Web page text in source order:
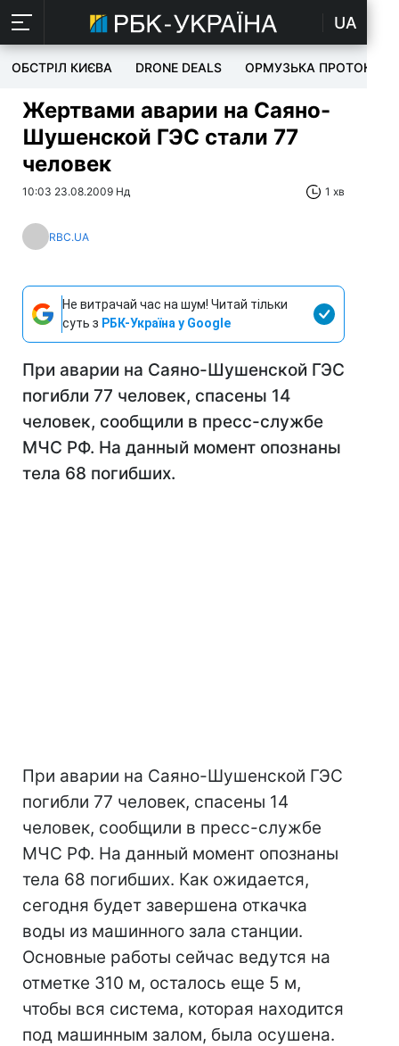
UA
ОБСТРІЛ КИЄВА DRONE DEALS ОРМУЗЬКА ПРОТОКА
Жертвами аварии на Саяно-
Шушенской ГЭС стали 77
человек
10:03 23.08.2009 Нд 1 хв
RBC.UA
Не витрачай час на шум! Читай тільки
суть з РБК-Україна у Google
При аварии на Саяно-Шушенской ГЭС
погибли 77 человек, спасены 14
человек, сообщили в пресс-службе
МЧС РФ. На данный момент опознаны
тела 68 погибших.
При аварии на Саяно-Шушенской ГЭС
погибли 77 человек, спасены 14
человек, сообщили в пресс-службе
МЧС РФ. На данный момент опознаны
тела 68 погибших. Как ожидается,
сегодня будет завершена откачка
воды из машинного зала станции.
Основные работы сейчас ведутся на
отметке 310 м, осталось еще 5 м,
чтобы вся система, которая находится
под машинным залом, была осушена.